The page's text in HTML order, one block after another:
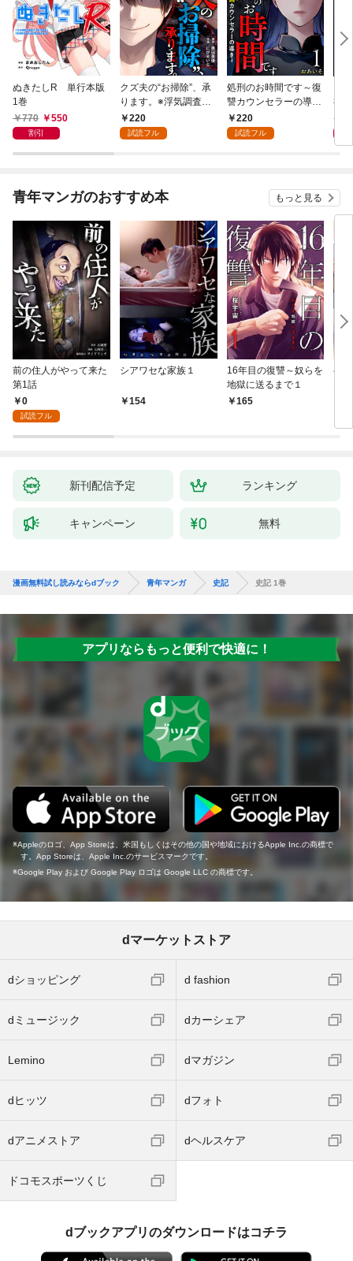
ぬきたしR 単行本版
1巻
770
550
割引
クズ夫の“お掃除”、承
ります。※浮気調査、
無料サービス付き 1巻
220
試読フル
処刑のお時間です～復
讐カウンセラーの導き
～ 1巻
220
試読フル
神
1巻
青年マンガのおすすめ本 もっと見る
前の住人がやって来た
第1話
0
試読フル
シアワセな家族１
154
16年目の復讐～奴らを
地獄に送るまで１
165
ベ
新刊配信予定 ランキング
キャンペーン 無料
漫画無料試し読みならdブック 青年マンガ 史記 史記 1巻
アプリならもっと便利で快適に！
Appleのロゴ、App Storeは、米国もしくはその他の国や地域におけるApple Inc.の商標で
す。App Storeは、Apple Inc.のサービスマークです。
Google Play および Google Play ロゴは Google LLC の商標です。
dマーケットストア
dショッピング d fashion
dミュージック dカーシェア
Lemino dマガジン
dヒッツ dフォト
dアニメストア dヘルスケア
ドコモスポーツくじ
dブックアプリのダウンロードはコチラ